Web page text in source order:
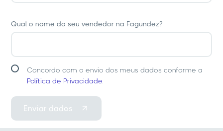
Qual o nome do seu vendedor na Fagundez?
Concordo com o envio dos meus dados conforme a
Política de Privacidade
Enviar dados